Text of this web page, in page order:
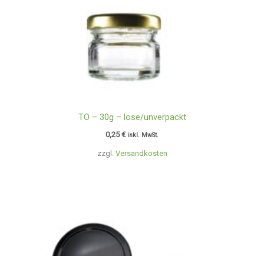
zzgl. Versandkosten
TO – 30g – lose/unverpackt
0,25€ inkl. MwSt.